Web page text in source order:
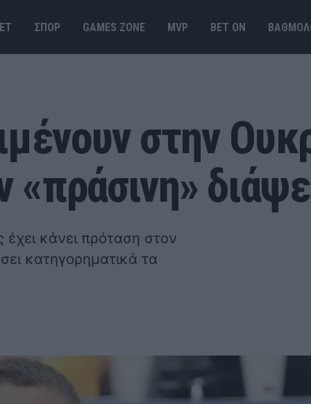
ΣΠΟΡ GAMES ΖΟΝΕ MVP BET ΟΝ
στην
κάνει πρόταση στον
κατηγορηματικά τα